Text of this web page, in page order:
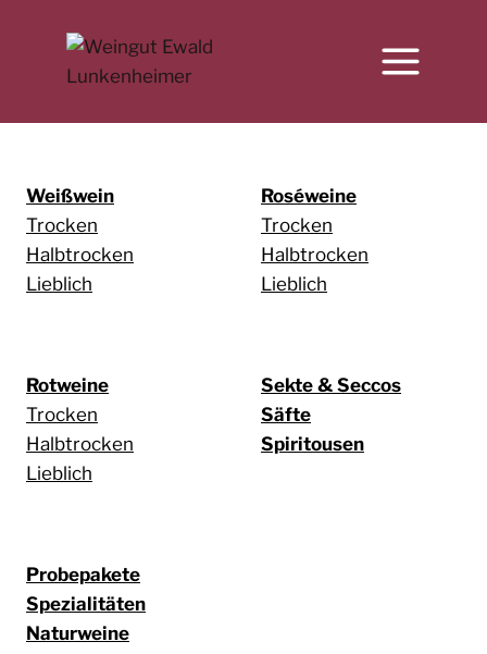
springen
Weißwein
Trocken
Halbtrocken
Lieblich
Roséweine
Trocken
Halbtrocken
Lieblich
Rotweine
Trocken
Halbtrocken
Lieblich
Sekte & Seccos
Säfte
Spiritousen
Probepakete
Spezialitäten
Naturweine